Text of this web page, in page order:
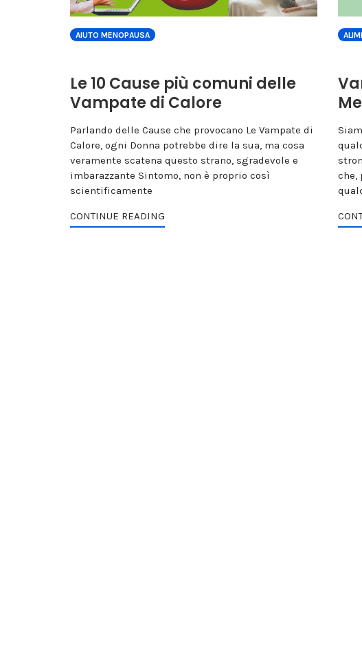
AIUTO MENOPAUSA
Le 10 Cause più comuni delle
Vampate di Calore
Parlando delle Cause che provocano Le Vampate di
Calore, ogni Donna potrebbe dire la sua, ma cosa
veramente scatena questo strano, sgradevole e
imbarazzante Sintomo, non è proprio così
scientificamente
CONTINUE READING
che,